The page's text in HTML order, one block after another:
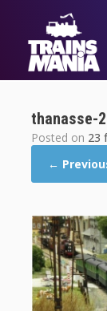
thanasse-
Posted on 23
←